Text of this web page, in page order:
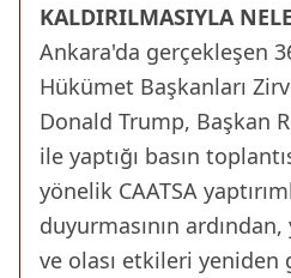
KALDIRILMASIYLA
Ankara'da gerçekleşen
Hükümet Başkanları
Donald Trump, Başkan
ile yaptığı basın
yönelik CAATSA
duyurmasının ardından,
ve olası etkileri yeniden